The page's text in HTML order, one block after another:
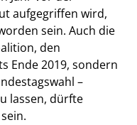
aufgegriffen wird,
sein. Auch die
den
Ende 2019, sondern
–
lassen, dürfte